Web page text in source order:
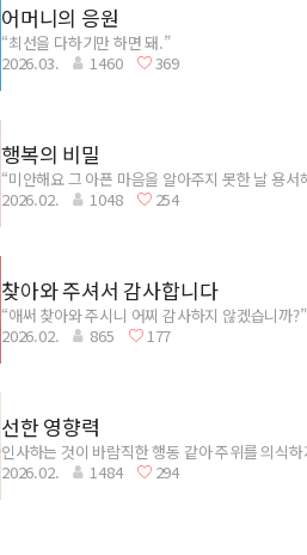
어머니의 응원
“최선을 다하기만 하면 돼.”
2026.03.
1460 369
행복의 비밀
“미안해요 그 아픈 마음을 알아주지 못한 날 용
이뤄주었네”
2026.02. 1048 254
찾아와 주셔서 감사합니다
“애써 찾아와 주시니 어찌 감사하지 않겠습니까?”
2026.02.
865 177
선한 영향력
인사하는 것이 바람직한 행동 같아 주위를 의식
2026.02.
1484 294